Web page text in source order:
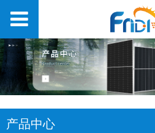
产品中心